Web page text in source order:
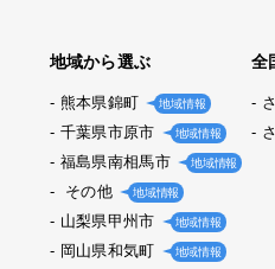
地域から選ぶ
熊本県錦町 地域情報
千葉県市原市 地域情報
福島県南相馬市 地域情報
その他 地域情報
山梨県甲州市 地域情報
岡山県和気町 地域情報
全